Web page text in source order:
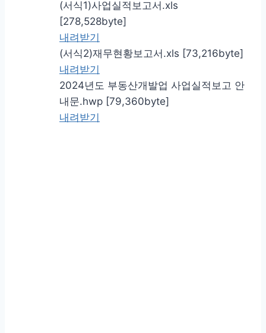
(서식1)사업실적보고서.xls
[278,528byte]
내려받기
(서식2)재무현황보고서.xls [73,216byte]
내려받기
2024년도 부동산개발업 사업실적보고 안
내문.hwp [79,360byte]
내려받기